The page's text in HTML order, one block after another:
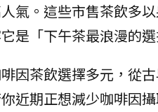
氣。這些市售茶飲多
是「下午茶最浪漫的選
因茶飲選擇多元，從
近期正想減少咖啡因